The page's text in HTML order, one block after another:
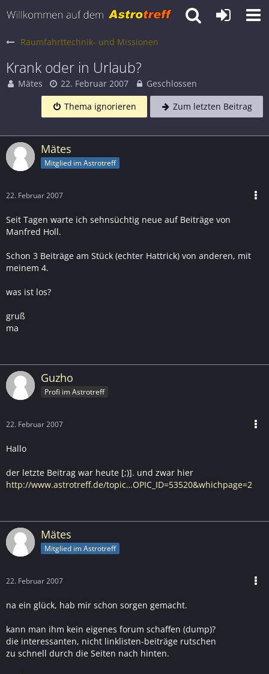
Raumfahrttechnik- und Missionen
Krank oder in Urlaub?
Mätes 22. Februar 2007
Geschlossen
Thema ignorieren
Zum letzten Beitrag
Mätes
Mitglied im Astrotreff
22. Februar 2007
Seit Tagen warte ich sehnsüchtig neue auf Beiträge von
Manfred Holl.
Schon 3 Beiträge am Stück (echter Hattrick) von anderen, mit
meinem 4.
was ist los?
gruß
ma
Guzho
Profi im Astrotreff
22. Februar 2007
Hallo
der letzte Beitrag war heute [;)]. und zwar hier
http://www.astrotreff.de/topic…OPIC_ID=53520&whichpage=2
Mätes
Mitglied im Astrotreff
22. Februar 2007
na ein glück, hab mir schon sorgen gemacht.
kann man ihm kein eigenes forum schaffen (dump)?
die interessanten, nicht linklisten-beiträge rutschen
zu schnell durch die Seiten nach hinten.